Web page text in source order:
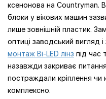
ксенонова на Countryman.
блоки у вікових машин
лише зовнішній пластик.
оптиці заводський вигляд
монтаж Bi-LED лінз під час
назавжди закриває
постраждали кріплення чи
комплексно.